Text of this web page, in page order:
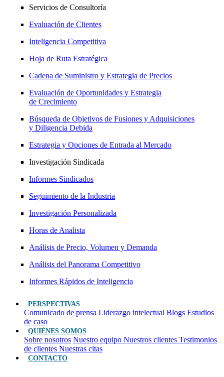
Servicios de Consultoría
Evaluación de Clientes
Inteligencia Competitiva
Hoja de Ruta Estratégica
Cadena de Suministro y Estrategia de Precios
Evaluación de Oportunidades y Estrategia
de Crecimiento
Búsqueda de Objetivos de Fusiones y Adquisiciones
y Diligencia Debida
Estrategia y Opciones de Entrada al Mercado
Investigación Sindicada
Informes Sindicados
Seguimiento de la Industria
Investigación Personalizada
Horas de Analista
Análisis de Precio, Volumen y Demanda
Análisis del Panorama Competitivo
Informes Rápidos de Inteligencia
PERSPECTIVAS
Comunicado de prensa Liderazgo intelectual Blogs Estudios
de caso
QUIÉNES SOMOS
Sobre nosotros Nuestro equipo Nuestros clientes Testimonios
de clientes Nuestras citas
CONTACTO